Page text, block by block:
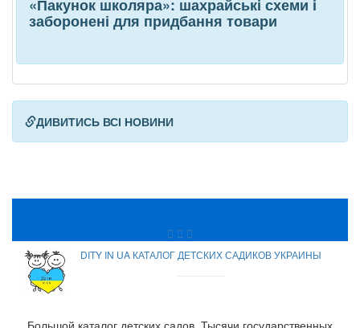
«Пакунок школяра»: шахрайські схеми і
заборонені для придбання товари
ДИВИТИСЬ ВСІ НОВИНИ
DITY IN UA КАТАЛОГ ДЕТСКИХ САДИКОВ УКРАИНЫ
Большой каталог детских садов. Тысячи государственных